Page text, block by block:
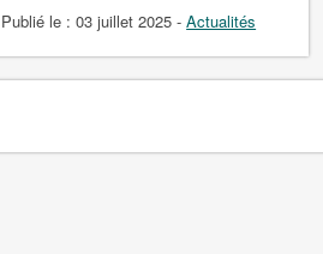
Publié le :03 juillet 2025 -Actualités